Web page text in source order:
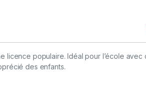
licence populaire. Idéal pour l’école
des enfants.